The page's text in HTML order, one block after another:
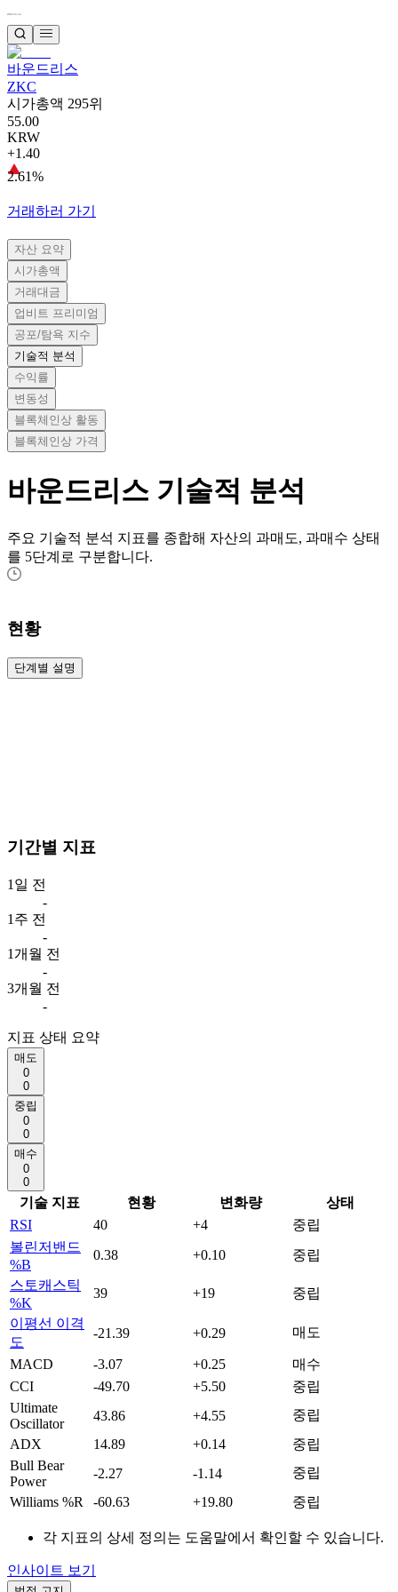
바운드리스
ZKC
시가총액 295위
55.00
KRW
+1.40
2.61%
거래하러 가기
자산 요약
시가총액
거래대금
업비트 프리미엄
공포/탐욕 지수
기술적 분석
수익률
변동성
블록체인상 활동
블록체인상 가격
바운드리스 기술적 분석
주요 기술적 분석 지표를 종합해 자산의 과매도, 과매수 상태
를 5단계로 구분합니다.
현황
단계별 설명
기간별 지표
1일 전
-
1주 전
-
1개월 전
-
3개월 전
-
지표 상태 요약
매도
0
0
중립
0
0
매수
0
0
기술 지표 현황 변화량
상태
RSI
40 +4
중립
볼린저밴드
%B
0.38 +0.10
중립
스토캐스틱
%K
39 +19
중립
이평선 이격
도
-21.39 +0.29 매도
MACD -3.07 +0.25
매수
CCI
-49.70 +5.50
중립
Ultimate
Oscillator
43.86 +4.55
중립
ADX
14.89 +0.14
중립
Bull Bear
Power
-2.27 -1.14
중립
Williams %R
-60.63 +19.80 중립
각 지표의 상세 정의는 도움말에서 확인할 수 있습니다.
인사이트 보기